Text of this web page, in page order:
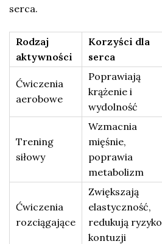
serca.
Rodzaj
aktywności
Korzyści dla
serca
Ćwiczenia
aerobowe
Poprawiają
krążenie i
wydolność
Trening
siłowy
Wzmacnia
mięśnie,
poprawia
metabolizm
Ćwiczenia
rozciągające
Zwiększają
elastyczność,
redukują ryzyko
kontuzji